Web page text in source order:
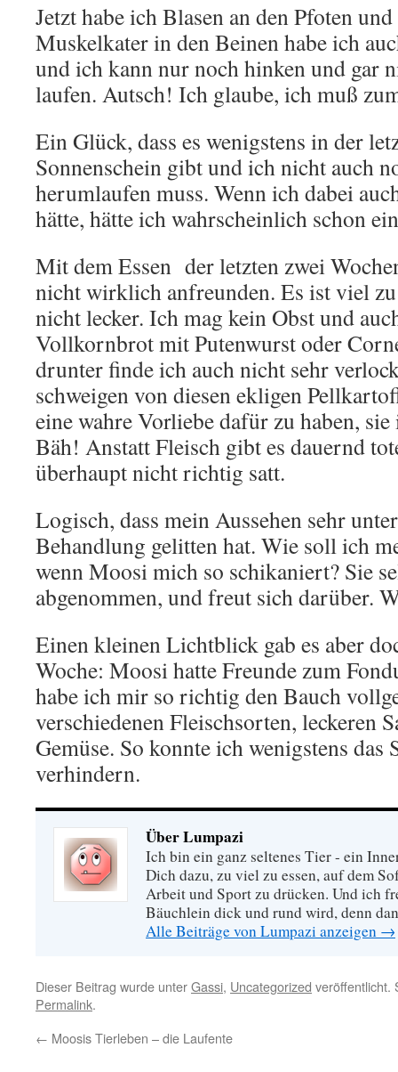
Jetzt habe ich Blasen an den Pfoten
Muskelkater in den Beinen habe ich
und ich kann nur noch hinken und gar
laufen. Autsch! Ich glaube, ich muß
Ein Glück, dass es wenigstens in der
Sonnenschein gibt und ich nicht auch
herumlaufen muss. Wenn ich dabei
hätte, hätte ich wahrscheinlich schon
Mit dem Essen der letzten zwei
nicht wirklich anfreunden. Es ist viel
nicht lecker. Ich mag kein Obst und
Vollkornbrot mit Putenwurst oder
drunter finde ich auch nicht sehr
schweigen von diesen ekligen
eine wahre Vorliebe dafür zu haben,
Bäh! Anstatt Fleisch gibt es dauernd
überhaupt nicht richtig satt.
Logisch, dass mein Aussehen sehr
Behandlung gelitten hat. Wie soll ich
wenn Moosi mich so schikaniert? Sie
abgenommen, und freut sich darüber.
Einen kleinen Lichtblick gab es aber
Woche: Moosi hatte Freunde zum
habe ich mir so richtig den Bauch
verschiedenen Fleischsorten, leckeren
Gemüse. So konnte ich wenigstens das
verhindern.
Über Lumpazi
Ich bin ein ganz seltenes Tier - ein
Dich dazu, zu viel zu essen, auf dem
Arbeit und Sport zu drücken. Und ich
Bäuchlein dick und rund wird, denn
Alle Beiträge von Lumpazi anzeigen →
Dieser Beitrag wurde unterGassi, Uncategorized veröffentlicht.
Permalink.
← Moosis Tierleben – die Laufente